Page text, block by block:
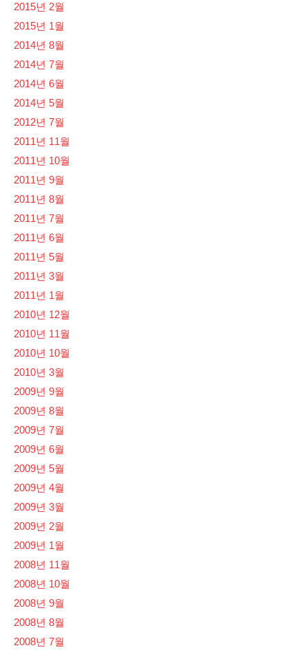
2015년 2월
2015년 1월
2014년 8월
2014년 7월
2014년 6월
2014년 5월
2012년 7월
2011년 11월
2011년 10월
2011년 9월
2011년 8월
2011년 7월
2011년 6월
2011년 5월
2011년 3월
2011년 1월
2010년 12월
2010년 11월
2010년 10월
2010년 3월
2009년 9월
2009년 8월
2009년 7월
2009년 6월
2009년 5월
2009년 4월
2009년 3월
2009년 2월
2009년 1월
2008년 11월
2008년 10월
2008년 9월
2008년 8월
2008년 7월